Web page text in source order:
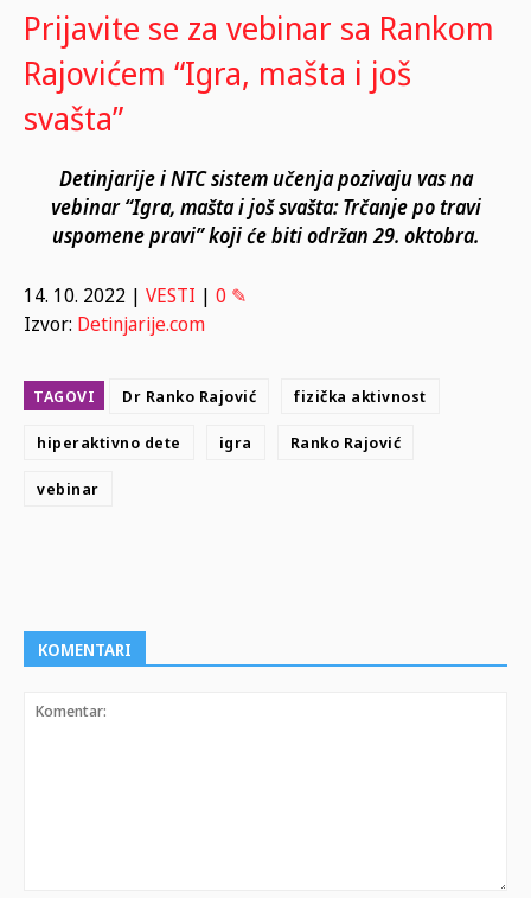
Prijavite se za vebinar sa Rankom
Rajovićem “Igra, mašta i još
svašta”
Detinjarije i NTC sistem učenja pozivaju vas na
vebinar “Igra, mašta i još svašta: Trčanje po travi
uspomene pravi” koji će biti održan 29. oktobra.
14. 10. 2022 | VESTI | 0 ✎
Izvor: Detinjarije.com
TAGOVI Dr Ranko Rajović fizička aktivnost
hiperaktivno dete igra Ranko Rajović
vebinar
KOMENTARI